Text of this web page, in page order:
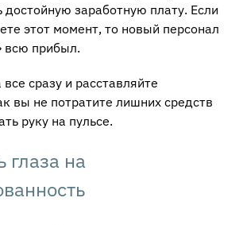
достойную заработную плату. Если
этот момент, то новый персонал
всю прибыл.
сразу и расставляйте
вы не потратите лишних средств
руку на пульсе.
глаза на